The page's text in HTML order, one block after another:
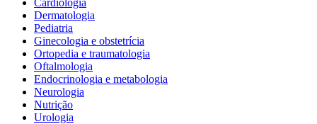
Dermatologia
Pediatria
Ginecologia e obstetrícia
Ortopedia e traumatologia
Oftalmologia
Endocrinologia e metabologia
Neurologia
Nutrição
Urologia